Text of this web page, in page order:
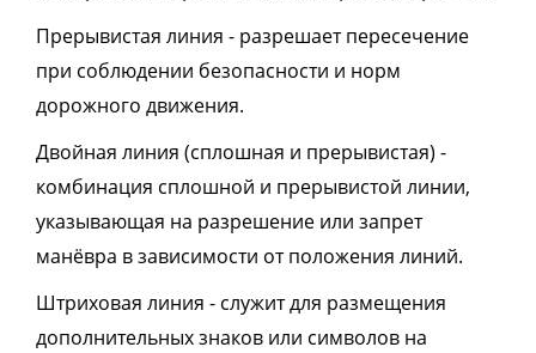
Прерывистая линия - разрешает пересечение
при соблюдении безопасности и норм
дорожного движения.
Двойная линия (сплошная и прерывистая) -
комбинация сплошной и прерывистой линии,
указывающая на разрешение или запрет
манёвра в зависимости от положения линий.
Штриховая линия - служит для размещения
дополнительных знаков или символов на